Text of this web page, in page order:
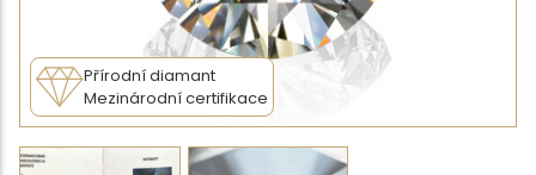
Přírodní diamant
Mezinárodní certifikace